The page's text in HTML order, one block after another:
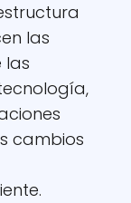
las
las
cambios